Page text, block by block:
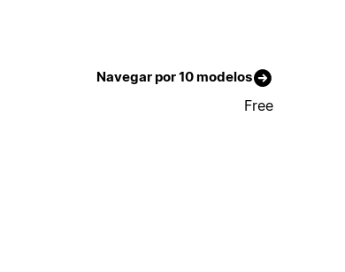
Navegar por 10 modelos
Free